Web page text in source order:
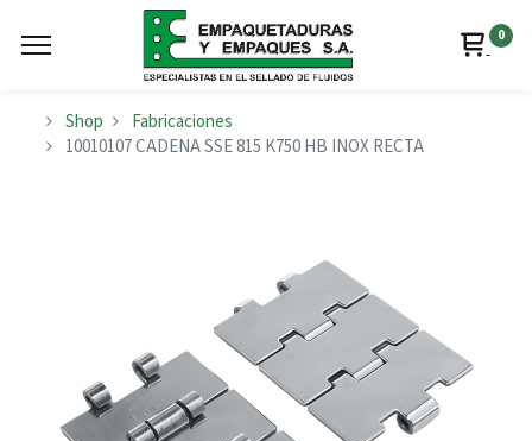
0
Shop
Fabricaciones
10010107 CADENA SSE 815 K750 HB INOX RECTA